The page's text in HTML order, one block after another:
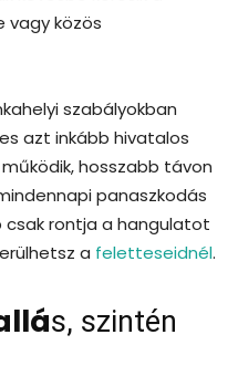
vagy közös
szabályokban
azt inkább hivatalos
hosszabb távon
panaszkodás
csak rontja a hangulatot
a feletteseidnél.
s, szintén